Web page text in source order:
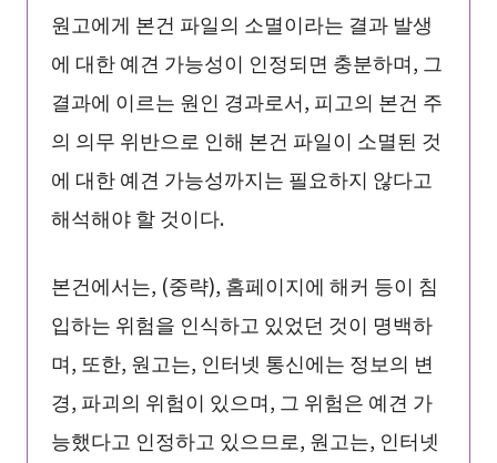
원고에게 본건 파일의 소멸이라는 결과 발생
에 대한 예견 가능성이 인정되면 충분하며, 그
결과에 이르는 원인 경과로서, 피고의 본건 주
의 의무 위반으로 인해 본건 파일이 소멸된 것
에 대한 예견 가능성까지는 필요하지 않다고
해석해야 할 것이다.
본건에서는, (중략), 홈페이지에 해커 등이 침
입하는 위험을 인식하고 있었던 것이 명백하
며, 또한, 원고는, 인터넷 통신에는 정보의 변
경, 파괴의 위험이 있으며, 그 위험은 예견 가
능했다고 인정하고 있으므로, 원고는, 인터넷